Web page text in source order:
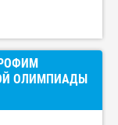
ОЛИМПИАДЫ